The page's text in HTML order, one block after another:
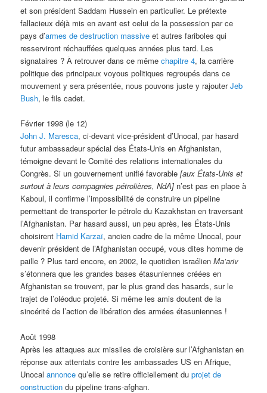
et son président Saddam Hussein en particulier. Le prétexte
fallacieux déjà mis en avant est celui de la possession par ce
pays d’armes de destruction massive et autres fariboles qui
resserviront réchauffées quelques années plus tard. Les
signataires ? À retrouver dans ce mêmechapitre 4, la carrière
politique des principaux voyous politiques regroupés dans ce
mouvement y sera présentée, nous pouvons juste y rajouterJeb
Bush, le fils cadet.
Février 1998 (le 12)
John J. Maresca, ci-devant vice-président d’Unocal, par hasard
futur ambassadeur spécial des États-Unis en Afghanistan,
témoigne devant le Comité des relations internationales du
Congrès. Si un gouvernement unifié favorable[aux États-Unis et
surtout à leurs compagnies pétrolières, NdA] n’est pas en place à
Kaboul, il confirme l’impossibilité de construire un pipeline
permettant de transporter le pétrole du Kazakhstan en traversant
l’Afghanistan. Par hasard aussi, un peu après, les États-Unis
choisirent Hamid Karzaï, ancien cadre de la même Unocal, pour
devenir président de l’Afghanistan occupé, vous dites homme de
paille ? Plus tard encore, en 2002, le quotidien israélienMa’ariv
s’étonnera que les grandes bases étasuniennes créées en
Afghanistan se trouvent, par le plus grand des hasards, sur le
trajet de l’oléoduc projeté. Si même les amis doutent de la
sincérité de l’action de libération des armées étasuniennes !
Août 1998
Après les attaques aux missiles de croisière sur l’Afghanistan en
réponse aux attentats contre les ambassades US en Afrique,
Unocalannonce qu’elle se retire officiellement duprojet de
construction du pipeline trans-afghan.